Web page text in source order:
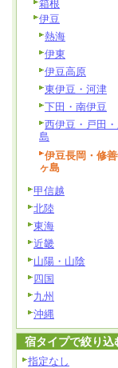
箱根
伊豆
熱海
伊東
伊豆高原
東伊豆・河津
下田・南伊豆
西伊豆・戸田
島
伊豆長岡・修
ヶ島
甲信越
北陸
東海
近畿
山陽・山陰
四国
九州
沖縄
宿タイプで絞り込
指定なし